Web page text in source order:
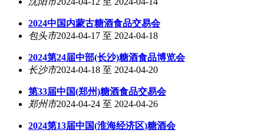
2024中国内蒙古糖酒食品交易会
包头市2024-04-17 至 2024-04-18
2024第24届中部(长沙)糖酒食品博览会
长沙市2024-04-18 至 2024-04-20
第33届中国(郑州)糖酒食品交易会
郑州市2024-04-24 至 2024-04-26
2024第13届中国(淮海经济区)糖酒会